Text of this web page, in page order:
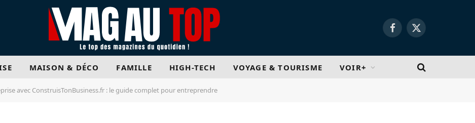
Facebook
X
MAISON & DÉCO FAMILLE HIGH-TECH VOYAGE & TOURISME VOIR+
avec ConstruisTonBusiness.fr : le guide complet pour entreprendre